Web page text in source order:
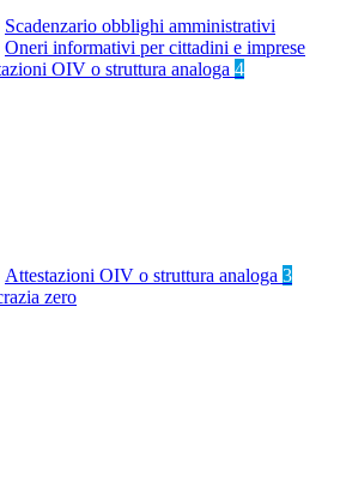
Scadenzario obblighi amministrativi
Oneri informativi per cittadini e imprese
OIV o struttura analoga 4
Attestazioni OIV o struttura analoga 3
zero